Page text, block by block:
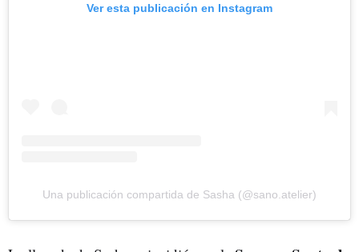
Ver esta publicación en Instagram
Una publicación compartida de Sasha (@sano.atelier)